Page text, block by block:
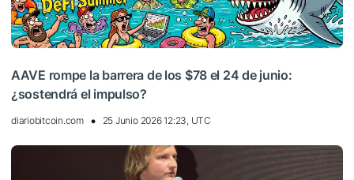
AAVE rompe la barrera de los $78 el 24 de junio:
¿sostendrá el impulso?
diariobitcoin.com 25 Junio 2026 12:23, UTC